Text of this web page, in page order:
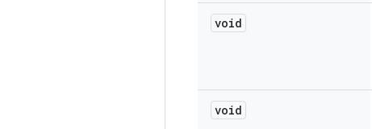
void
void